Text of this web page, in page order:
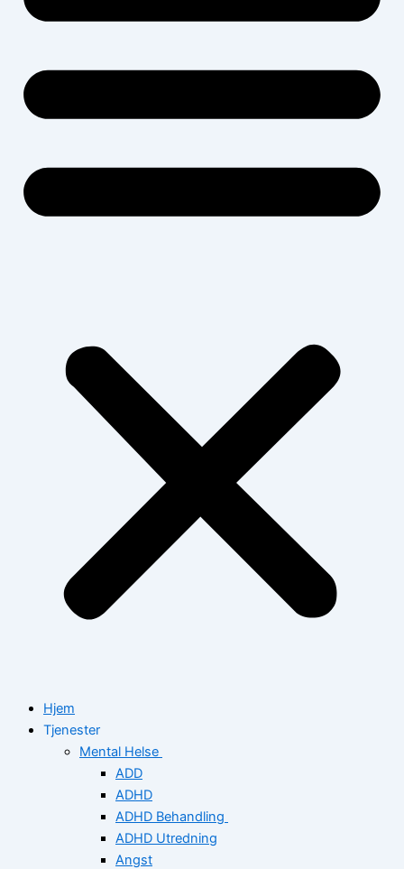
Hjem
Tjenester
Mental Helse
ADD
ADHD
ADHD Behandling
ADHD Utredning
Angst